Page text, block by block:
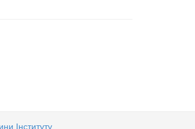
Інституту